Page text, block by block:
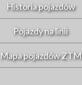
Historia pojazdów
Pojazdy na linii
Mapa pojazdów ZTM